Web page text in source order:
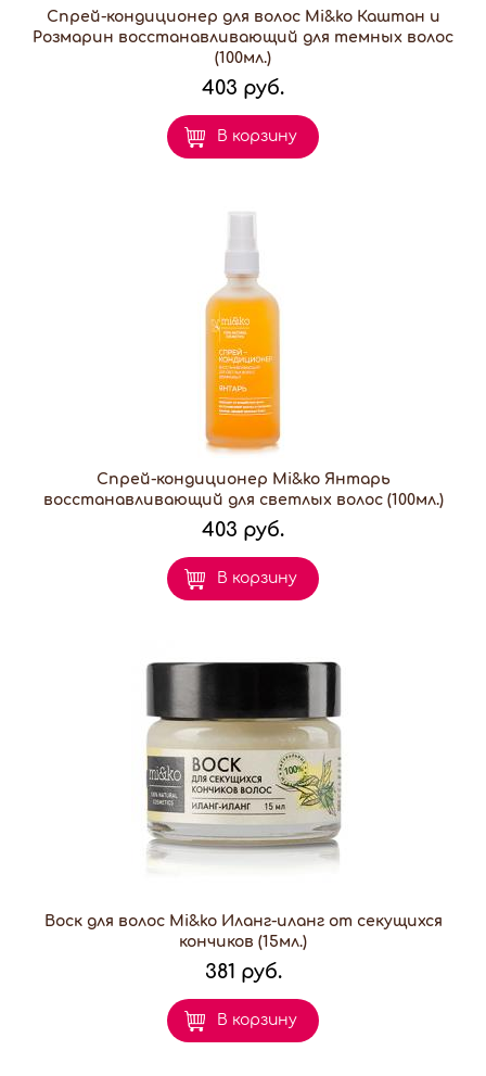
Спрей-кондиционер для волос Mi&ko Каштан и
Розмарин восстанавливающий для темных волос
(100мл.)
403 руб.
В корзину
Спрей-кондиционер Mi&ko Янтарь
восстанавливающий для светлых волос (100мл.)
403 руб.
В корзину
Воск для волос Mi&ko Иланг-иланг от секущихся
кончиков (15мл.)
381 руб.
В корзину